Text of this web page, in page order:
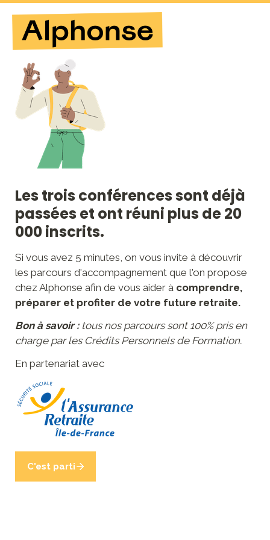
Les trois conférences sont déjà
passées et ont réuni plus de 20
000 inscrits.
Si vous avez 5 minutes, on vous invite à découvrir
les parcours d'accompagnement que l'on propose
chez Alphonse afin de vous aider à comprendre,
préparer et profiter de votre future retraite.
Bon à savoir : tous nos parcours sont 100% pris en
charge par les Crédits Personnels de Formation.
En partenariat avec
C'est parti